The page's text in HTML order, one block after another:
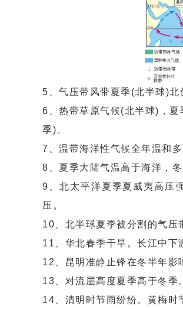
5、气压带风带夏季(北半球)北
6、热带草原气候(北半球)，
季)。
7、温带海洋性气候全年温和多
8、夏季大陆气温高于海洋，
9、北太平洋夏季夏威夷高压
压。
10、北半球夏季被分割的气压
11、华北春季干旱。长江中下
12、昆明准静止锋在冬半年影
13、对流层高度夏季高于冬季。
14、清明时节雨纷纷。黄梅时